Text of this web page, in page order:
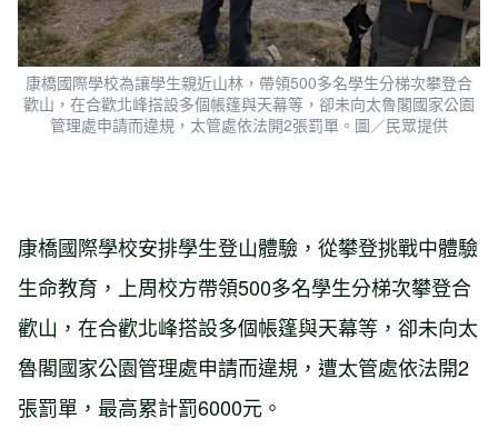
康橋國際學校為讓學生親近山林，帶領500多名學生分梯次攀登合
歡山，在合歡北峰搭設多個帳篷與天幕等，卻未向太魯閣國家公園
管理處申請而違規，太管處依法開2張罰單。圖／民眾提供
康橋國際學校安排學生登山體驗，從攀登挑戰中體驗
生命教育，上周校方帶領500多名學生分梯次攀登合
歡山，在合歡北峰搭設多個帳篷與天幕等，卻未向太
魯閣國家公園管理處申請而違規，遭太管處依法開2
張罰單，最高累計罰6000元。